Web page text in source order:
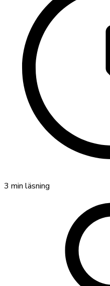
3 min läsning